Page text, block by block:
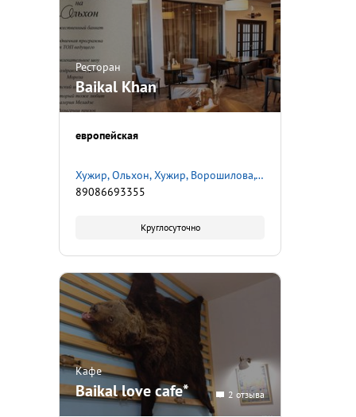
Ресторан
Baikal Khan
европейская
Хужир, Ольхон, Хужир, Ворошилова, 18
89086693355
Круглосуточно
Кафе
Baikal love cafe* 2 отзыва